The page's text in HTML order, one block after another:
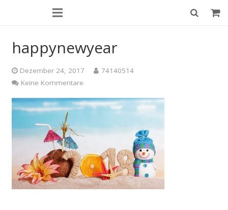
happynewyear
Dezember 24, 2017
74140514
Keine Kommentare